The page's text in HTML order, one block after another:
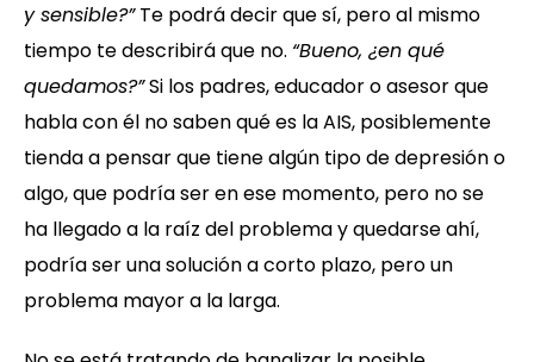
y sensible?”Te podrá decir que sí, pero al mismo
tiempo te describirá que no. “Bueno, ¿en qué
quedamos?”Si los padres, educador o asesor que
habla con él no saben qué es la AIS, posiblemente
tienda a pensar que tiene algún tipo de depresión o
algo, que podría ser en ese momento, pero no se
ha llegado a la raíz del problema y quedarse ahí,
podría ser una solución a corto plazo, pero un
problema mayor a la larga.